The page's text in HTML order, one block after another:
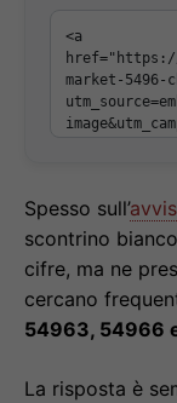
Spesso sull’
scontrino
cifre, ma ne
cercano
54963, 54966
La risposta è